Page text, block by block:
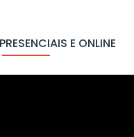
E ONLINE